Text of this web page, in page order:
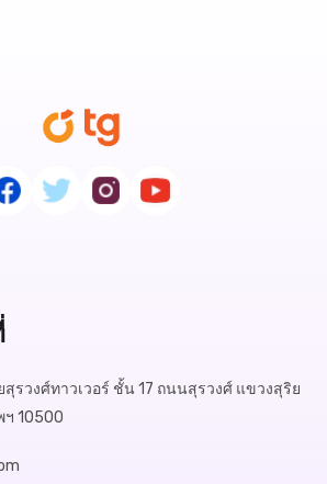
รวงศ์ทาวเวอร์ ชั้น 17 ถนนสุรวงศ์ แขวงสุริย
ฯ 10500